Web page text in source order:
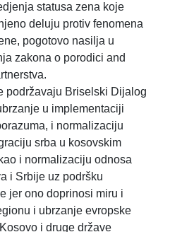
statusa zena koje
deluju protiv fenomena
pogotovo nasilja u
zakona o porodici and
podržavaju Briselski Dijalog
u implementaciji
i normalizaciju
srba u kosovskim
i normalizaciju odnosa
i Srbije uz podršku
jer ono doprinosi miru i
i ubrzanje evropske
i druge države